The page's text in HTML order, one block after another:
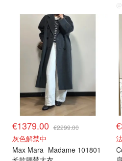
€1379.00 €2299.00
灰色解禁中
Max Mara Madame 101801